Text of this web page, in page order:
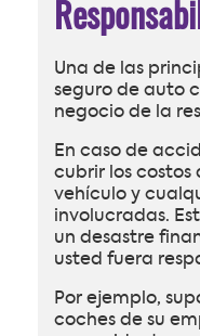
Una de las
seguro de auto
negocio de la
En caso de
cubrir los costos
vehículo y
involucradas.
un desastre
usted fuera
Por ejemplo,
coches de su